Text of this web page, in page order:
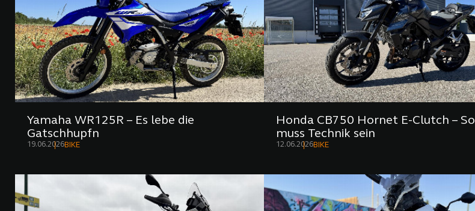
Yamaha WR125R – Es lebe die
Gatschhupfn
19.06.2026BIKE
Honda CB750 Hornet E-Clutch – So
muss Technik sein
12.06.2026BIKE